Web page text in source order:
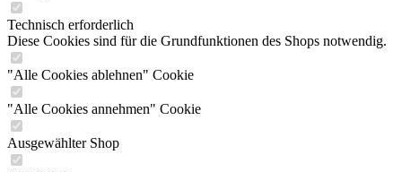
Technisch erforderlich
Diese Cookies sind für die Grundfunktionen des Shops notwendig.
"Alle Cookies ablehnen" Cookie
"Alle Cookies annehmen" Cookie
Ausgewählter Shop